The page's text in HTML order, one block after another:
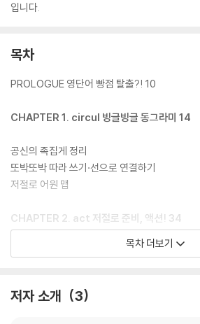
입니다.
목차
PROLOGUE 영단어 빵점 탈출?! 10
CHAPTER 1. circul 빙글빙글 동그라미 14
공신의 족집게 정리
또박또박 따라 쓰기·선으로 연결하기
저절로 어원 맵
CHAPTER 2. act 저절로 준비, 액션! 34
목차 더보기
저자 소개 3